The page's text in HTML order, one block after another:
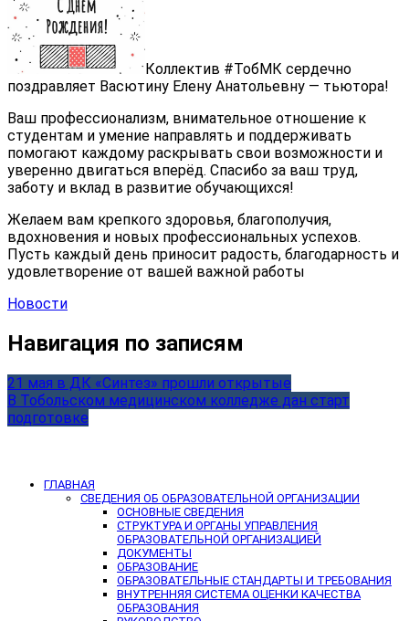
Коллектив #ТобМК сердечно
поздравляет Васютину Елену Анатольевну — тьютора!
Ваш профессионализм, внимательное отношение к
студентам и умение направлять и поддерживать
помогают каждому раскрывать свои возможности и
уверенно двигаться вперёд. Спасибо за ваш труд,
заботу и вклад в развитие обучающихся!
Желаем вам крепкого здоровья, благополучия,
вдохновения и новых профессиональных успехов.
Пусть каждый день приносит радость, благодарность и
удовлетворение от вашей важной работы
Новости
Навигация по записям
21 мая в ДК «Синтез» прошли открытые
В Тобольском медицинском колледже дан старт
подготовке
ГЛАВНАЯ
СВЕДЕНИЯ ОБ ОБРАЗОВАТЕЛЬНОЙ ОРГАНИЗАЦИИ
ОСНОВНЫЕ СВЕДЕНИЯ
СТРУКТУРА И ОРГАНЫ УПРАВЛЕНИЯ
ОБРАЗОВАТЕЛЬНОЙ ОРГАНИЗАЦИЕЙ
ДОКУМЕНТЫ
ОБРАЗОВАНИЕ
ОБРАЗОВАТЕЛЬНЫЕ СТАНДАРТЫ И ТРЕБОВАНИЯ
ВНУТРЕННЯЯ СИСТЕМА ОЦЕНКИ КАЧЕСТВА
ОБРАЗОВАНИЯ